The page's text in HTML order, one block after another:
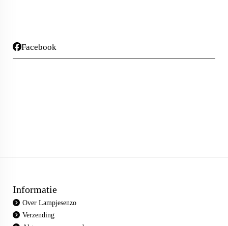
Facebook
Informatie
Over Lampjesenzo
Verzending